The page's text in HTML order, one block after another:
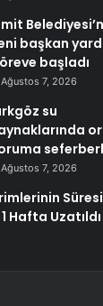
başkan
başladı
Ağustos 7, 2026
su
Ağustos 7, 2026
Süresi
Hafta Uzatıldı